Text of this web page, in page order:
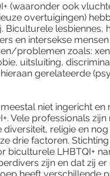
(waaronder ook
overtuigingen)
Biculturele lesbiennes,
en intersekse
problemen zoals:
uitsluiting,
gerelateerde
niet ingericht
Vele professionals
diversiteit, religie en
drie factoren.
biculturele LHBTQI+
zijn en dat zij